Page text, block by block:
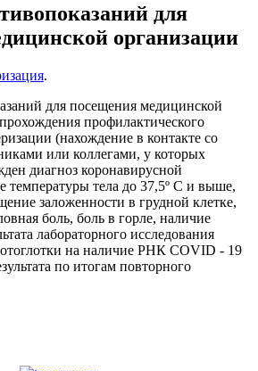
для
организации
.
для посещения медицинской
профилактического
(нахождение в контакте со
или коллегами, у которых
диагноз коронавирусной
тела до 37,5º С и выше,
заложенности в грудной клетке,
боль, боль в горле, наличие
лабораторного исследования
на наличие РНК COVID - 19
по итогам повторного